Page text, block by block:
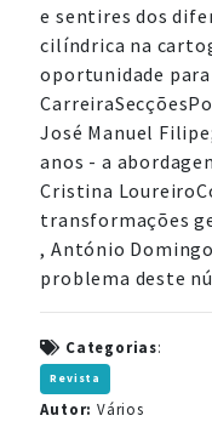
e sentires dos
cilíndrica na
oportunidade
José Manuel
anos - a
Cristina
transformações
, António
problema deste
Categorias:
Revista
Autor: Vários